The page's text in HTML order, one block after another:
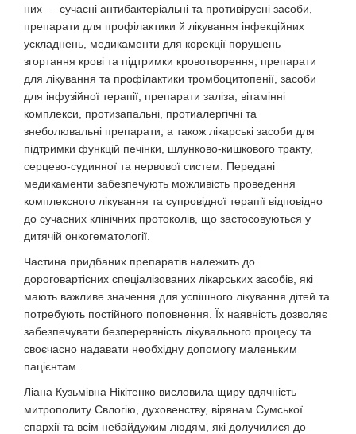
них — сучасні антибактеріальні та противірусні засоби,
препарати для профілактики й лікування інфекційних
ускладнень, медикаменти для корекції порушень
згортання крові та підтримки кровотворення, препарати
для лікування та профілактики тромбоцитопенії, засоби
для інфузійної терапії, препарати заліза, вітамінні
комплекси, протизапальні, протиалергічні та
знеболювальні препарати, а також лікарські засоби для
підтримки функцій печінки, шлунково-кишкового тракту,
серцево-судинної та нервової систем. Передані
медикаменти забезпечують можливість проведення
комплексного лікування та супровідної терапії відповідно
до сучасних клінічних протоколів, що застосовуються у
дитячій онкогематології.
Частина придбаних препаратів належить до
дороговартісних спеціалізованих лікарських засобів, які
мають важливе значення для успішного лікування дітей та
потребують постійного поповнення. Їх наявність дозволяє
забезпечувати безперервність лікувального процесу та
своєчасно надавати необхідну допомогу маленьким
пацієнтам.
Ліана Кузьмівна Нікітенко висловила щиру вдячність
митрополиту Євлогію, духовенству, вірянам Сумської
єпархії та всім небайдужим людям, які долучилися до